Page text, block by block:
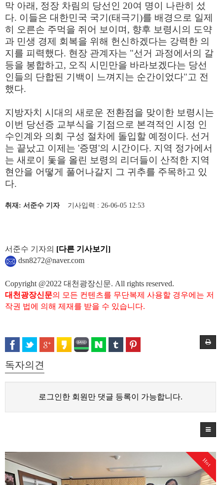
막 아래, 정장 차림의 당선인 20여 명이 나란히 섰
다. 이들은 대한민국 국기(태극기)를 배경으로 일제
히 오른손 주먹을 쥐어 보이며, 향후 보령시의 도약
과 민생 경제 회복을 위해 헌신하겠다는 강력한 의
지를 피력했다. 현장 관계자는 "선거 과정에서의 갈
등을 봉합하고, 오직 시민만을 바라보겠다는 당선
인들의 단합된 기백이 느껴지는 순간이었다"고 전
했다.
지방자치 시대의 새로운 전환점을 맞이한 보령시는
이번 당선증 교부식을 기점으로 본격적인 시정 인
수인계와 의회 구성 절차에 돌입할 예정이다. 선거
는 끝났고 이제는 '증명'의 시간이다. 지역 정가에서
는 새로이 돛을 올린 보령의 리더들이 산적한 지역
현안을 어떻게 풀어나갈지 그 귀추를 주목하고 있
다.
취재: 서준수 기자기사입력 : 26-06-05 12:53
서준수 기자의 [다른 기사보기]
dsn8272@naver.com
Copyright @2022 대천광장신문. All rights reserved.
대천광장신문의 모든 컨텐츠를 무단복제 사용할 경우에는 저
작권 법에 의해 제재를 받을 수 있습니다.
독자의견
로그인한 회원만 댓글 등록이 가능합니다.
Hot